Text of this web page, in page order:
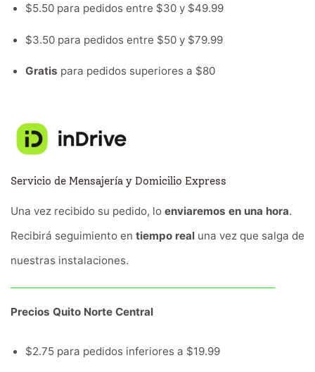
$5.50 para pedidos entre $30 y $49.99
$3.50 para pedidos entre $50 y $79.99
Gratis para pedidos superiores a $80
Servicio de Mensajería y Domicilio Express
Una vez recibido su pedido, lo enviaremos en una hora.
Recibirá seguimiento en tiempo real una vez que salga de
nuestras instalaciones.
Precios Quito Norte Central
$2.75 para pedidos inferiores a $19.99